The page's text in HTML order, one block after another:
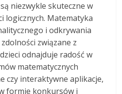
niezwykle skuteczne w
logicznych. Matematyka
i odkrywania
związane z
odnajduje radość w
matematycznych
czy interaktywne aplikacje,
formie konkursów i